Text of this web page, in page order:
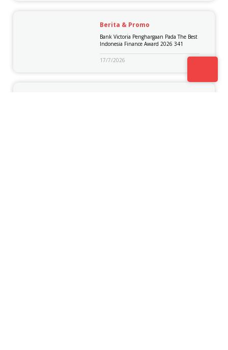
Berita & Promo
Bank Victoria Penghargaan Pada The Best
Indonesia Finance Award 2026 341
17/7/2026